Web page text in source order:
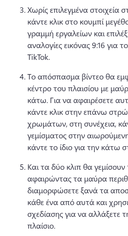
Χωρίς επιλεγμένα στοιχεία
κάντε κλικ στο κουμπί
γραμμή εργαλείων και
αναλογίες εικόνας 9:16 για
TikTok.
Το απόσπασμα βίντεο θα
κέντρο του πλαισίου με
κάτω. Για να αφαιρέσετε
κάντε κλικ στην επάνω
χρωμάτων, στη συνέχεια,
γεμίσματος στην
κάντε το ίδιο για την κάτω
Και τα δύο κλιπ θα
αφαιρώντας τα μαύρα
διαμορφώσετε ξανά τα
κάθε ένα από αυτά και
σχεδίασης για να αλλάξετε
πλαίσιο.